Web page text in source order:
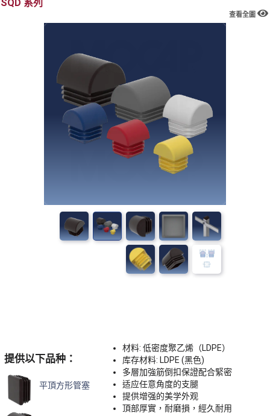
SQD
查看全圖
材料: 低密度聚乙烯（LDPE）
库存材料: LDPE (黑色)
多層加強筋倒扣保證配合緊密
适应任意角度的支腿
提供增强的美学外观
頂部厚實，耐磨損，經久耐用
提供以下品种：
平頂方形管塞